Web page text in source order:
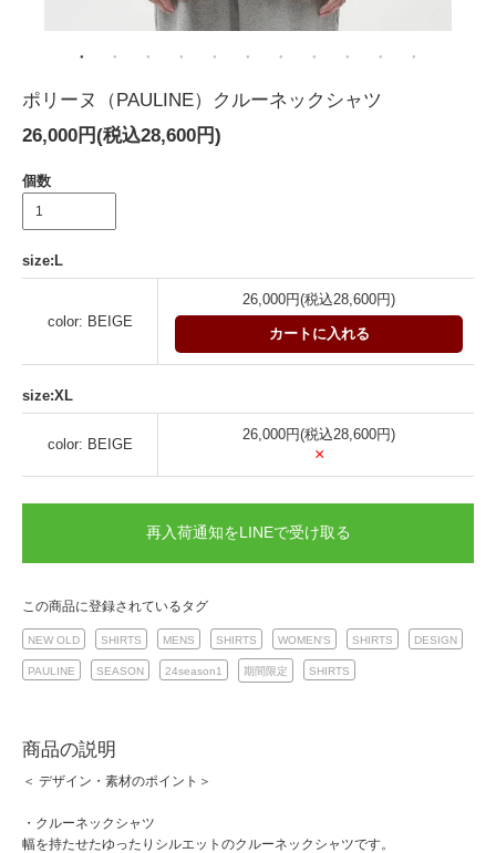
ポリーヌ（PAULINE）クルーネックシャツ
26,000円(税込28,600円)
個数
size:L
color: BEIGE
26,000円(税込28,600円)
カートに入れる
size:XL
color: BEIGE
26,000円(税込28,600円)
×
再入荷通知をLINEで受け取る
この商品に登録されているタグ
NEW OLD SHIRTS MENS SHIRTS WOMEN'S SHIRTS DESIGN
PAULINE SEASON 24season1 期間限定 SHIRTS
商品の説明
＜ デザイン・素材のポイント＞
・クルーネックシャツ
幅を持たせたゆったりシルエットのクルーネックシャツです。